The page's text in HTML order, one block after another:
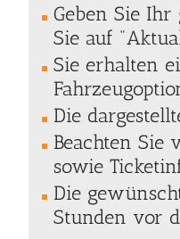
Geben Sie
Sie auf
Sie erhalten
Die
Beachten Sie
sowie
Die
Stunden vor